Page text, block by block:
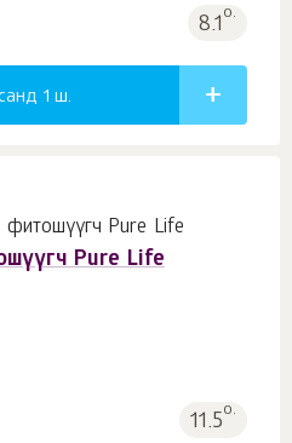
8.1о.
1 ш.
Pure Life
11.5о.